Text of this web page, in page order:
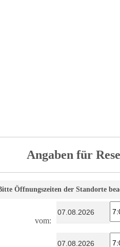
Angaben für
Öffnungszeiten der Standorte
vom: